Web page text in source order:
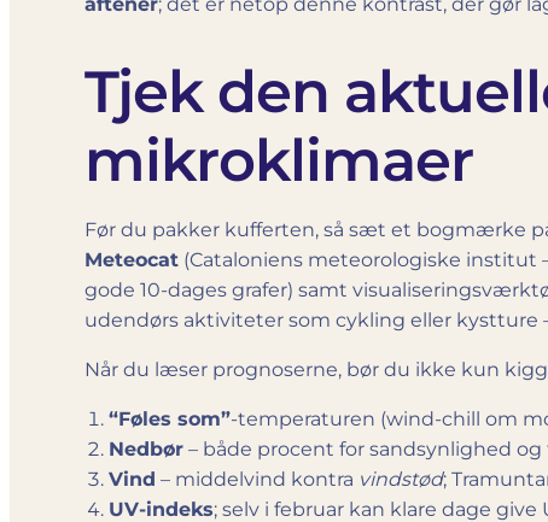
Tjek den
mikroklimaer
Før du pakker kufferten, så sæt et bogmærke
Meteocat (Cataloniens meteorologiske institut
gode 10-dages grafer) samt
udendørs aktiviteter som cykling eller kystture
Når du læser prognoserne, bør du ikke kun
“Føles som”-temperaturen (wind-chill om
Nedbør – både procent for sandsynlighed
Vind – middelvind kontra vindstød;
UV-indeks; selv i februar kan klare dage